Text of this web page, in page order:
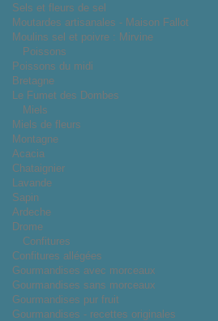
Sels et fleurs de sel
Moutardes artisanales - Maison Fallot
Moulins sel et poivre : Mirvine
Poissons
Poissons du midi
Bretagne
Le Fumet des Dombes
Miels
Miels de fleurs
Montagne
Acacia
Chataignier
Lavande
Sapin
Ardeche
Drome
Confitures
Confitures allégées
Gourmandises avec morceaux
Gourmandises sans morceaux
Gourmandises pur fruit
Gourmandises - recettes originales